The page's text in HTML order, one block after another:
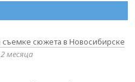
сюжета в Новосибирске
месяца